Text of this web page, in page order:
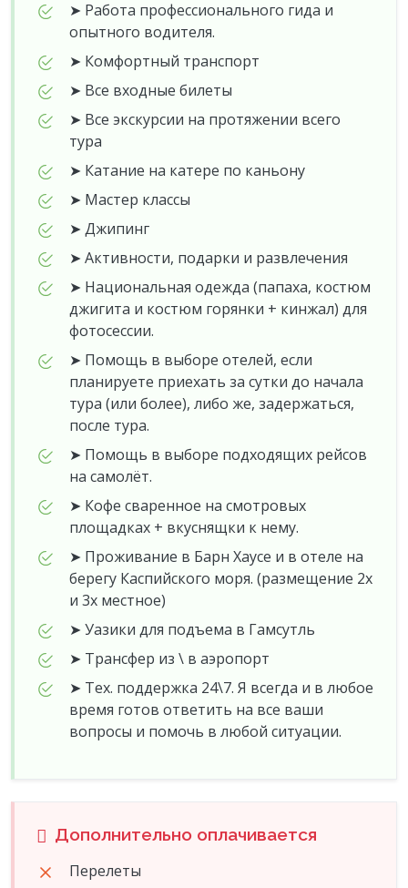
➤ Работа профессионального гида и
опытного водителя.
➤ Комфортный транспорт
➤ Все входные билеты
➤ Все экскурсии на протяжении всего
тура
➤ Катание на катере по каньону
➤ Мастер классы
➤ Джипинг
➤ Активности, подарки и развлечения
➤ Национальная одежда (папаха, костюм
джигита и костюм горянки + кинжал) для
фотосессии.
➤ Помощь в выборе отелей, если
планируете приехать за сутки до начала
тура (или более), либо же, задержаться,
после тура.
➤ Помощь в выборе подходящих рейсов
на самолёт.
➤ Кофе сваренное на смотровых
площадках + вкуснящки к нему.
➤ Проживание в Барн Хаусе и в отеле на
берегу Каспийского моря. (размещение 2х
и 3х местное)
➤ Уазики для подъема в Гамсутль
➤ Трансфер из \ в аэропорт
➤ Тех. поддержка 24\7. Я всегда и в любое
время готов ответить на все ваши
вопросы и помочь в любой ситуации.
Дополнительно оплачивается
Перелеты